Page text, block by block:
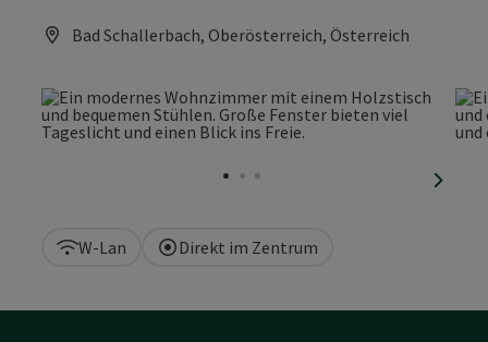
Bad Schallerbach, Oberösterreich, Österreich
W-Lan Direkt im Zentrum